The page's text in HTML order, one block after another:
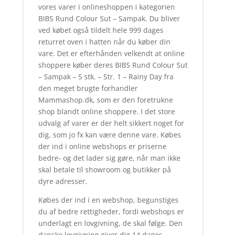
vores varer i onlineshoppen i kategorien
BIBS Rund Colour Sut – Sampak. Du bliver
ved købet også tildelt hele 999 dages
returret oven i hatten når du køber din
vare. Det er efterhånden velkendt at online
shoppere køber deres BIBS Rund Colour Sut
– Sampak – 5 stk. – Str. 1 – Rainy Day fra
den meget brugte forhandler
Mammashop.dk, som er den foretrukne
shop blandt online shoppere. I det store
udvalg af varer er der helt sikkert noget for
dig, som jo fx kan være denne vare. Købes
der ind i online webshops er priserne
bedre- og det lader sig gøre, når man ikke
skal betale til showroom og butikker på
dyre adresser.
Købes der ind i en webshop, begunstiges
du af bedre rettigheder, fordi webshops er
underlagt en lovgivning, de skal følge. Den